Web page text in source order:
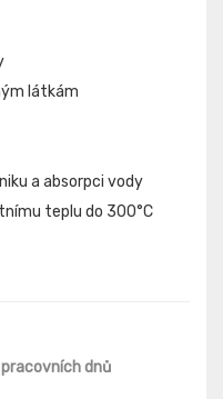
látkám
a absorpci vody
teplu do 300°C
dnů